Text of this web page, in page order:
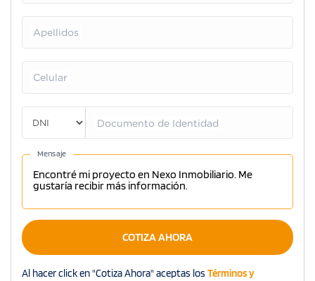
Apellidos
Celular
Documento de Identidad
Mensaje
COTIZA AHORA
Al hacer click en "Cotiza Ahora" aceptas los Términos y